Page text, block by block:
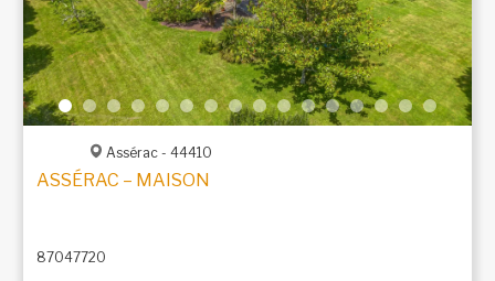
Assérac - 44410
ASSÉRAC – MAISON FAMILIALE DANS UN ÉCRIN DE
87047720